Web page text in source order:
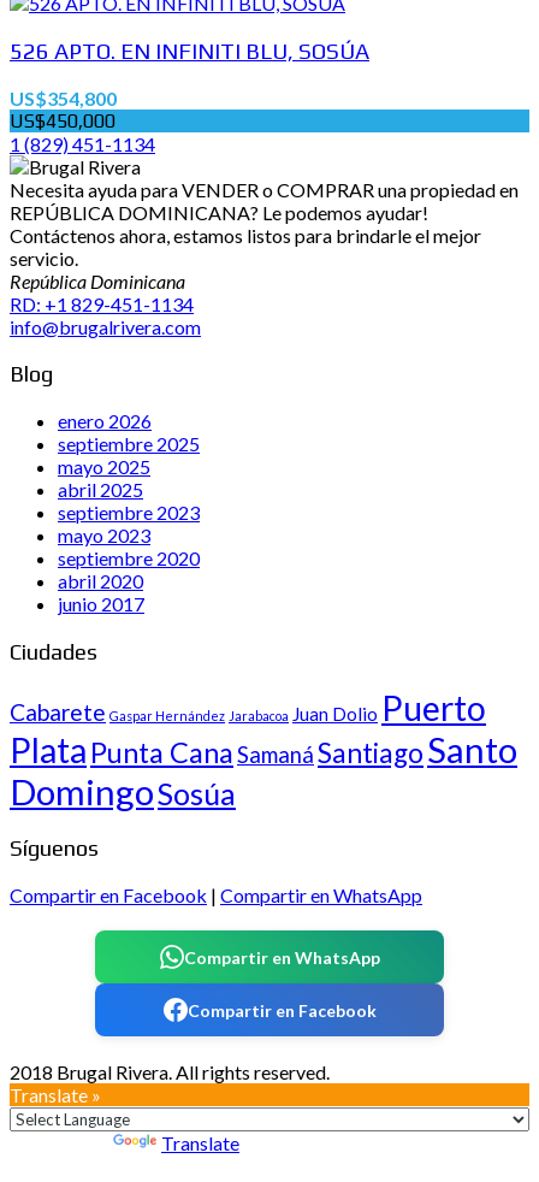
526 APTO. EN INFINITI BLU, SOSÚA
US$354,800
US$450,000
1 (829) 451-1134
Necesita ayuda para VENDER o COMPRAR una propiedad en
REPÚBLICA DOMINICANA? Le podemos ayudar!
Contáctenos ahora, estamos listos para brindarle el mejor
servicio.
República Dominicana
RD: +1 829-451-1134
info@brugalrivera.com
Blog
enero 2026
septiembre 2025
mayo 2025
abril 2025
septiembre 2023
mayo 2023
septiembre 2020
abril 2020
junio 2017
Ciudades
Cabarete Gaspar Hernández Jarabacoa Juan Dolio Puerto
Plata Punta CanaSamanáSantiagoSanto
DomingoSosúa
Síguenos
Compartir en Facebook | Compartir en WhatsApp
Compartir en WhatsApp
Compartir en Facebook
2018 Brugal Rivera. All rights reserved.
Translate »
Translate